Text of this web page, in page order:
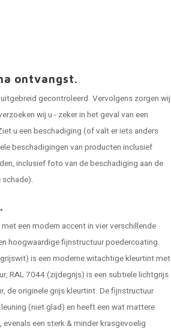
ontvangst.
gecontroleerd. Vervolgens zorgen wij
wij u - zeker in het geval van een
u een beschadiging (of valt er iets anders
beschadigingen van producten inclusief
inclusief foto van de beschadiging aan de
een modern accent in vier verschillende
hoogwaardige fijnstructuur poedercoating.
is een moderne witachtige kleurtint met
RAL 7044 (zijdegrijs) is een subtiele lichtgrijs
de originele grijs kleurtint. De fijnstructuur
(niet glad) en heeft een wat mattere
een sterk & minder krasgevoelig